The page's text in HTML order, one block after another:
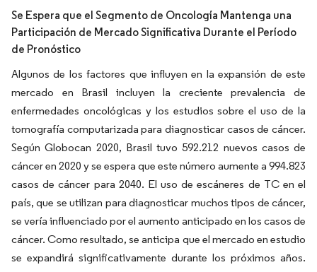
Se Espera que el Segmento de Oncología Mantenga una
Participación de Mercado Significativa Durante el Período
de Pronóstico
Algunos de los factores que influyen en la expansión de este
mercado en Brasil incluyen la creciente prevalencia de
enfermedades oncológicas y los estudios sobre el uso de la
tomografía computarizada para diagnosticar casos de cáncer.
Según Globocan 2020, Brasil tuvo 592.212 nuevos casos de
cáncer en 2020 y se espera que este número aumente a 994.823
casos de cáncer para 2040. El uso de escáneres de TC en el
país, que se utilizan para diagnosticar muchos tipos de cáncer,
se vería influenciado por el aumento anticipado en los casos de
cáncer. Como resultado, se anticipa que el mercado en estudio
se expandirá significativamente durante los próximos años.